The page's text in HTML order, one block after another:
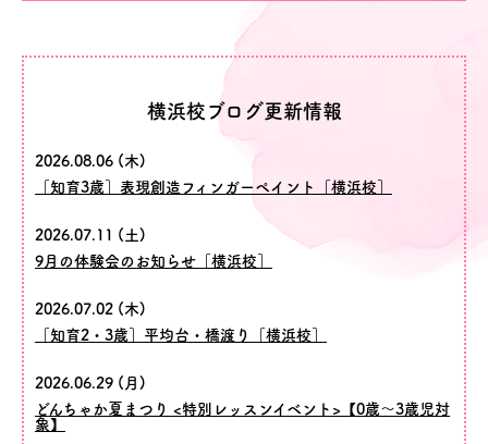
横浜校ブログ更新情報
2026.08.06 (木)
［知育3歳］表現創造フィンガーペイント［横浜校］
2026.07.11 (土)
9月の体験会のお知らせ［横浜校］
2026.07.02 (木)
［知育2・3歳］平均台・橋渡り［横浜校］
2026.06.29 (月)
どんちゃか夏まつり <特別レッスンイベント>【0歳～3歳児対
象】